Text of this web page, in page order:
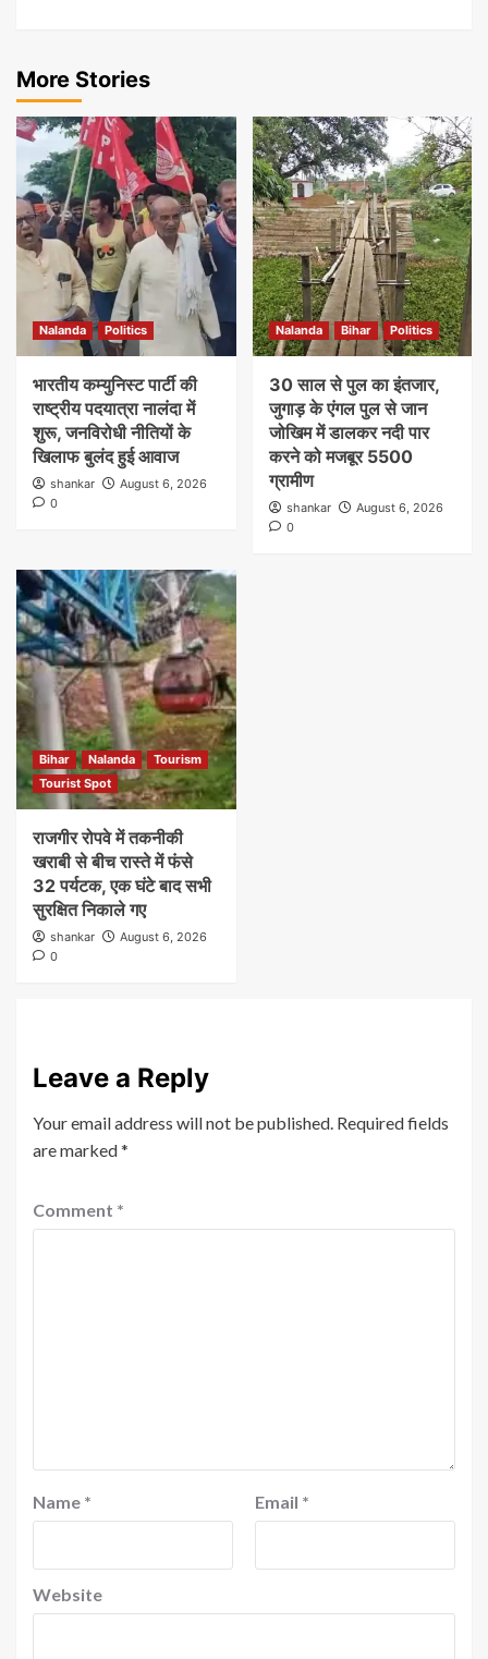
More Stories
Nalanda Politics
भारतीय कम्युनिस्ट पार्टी की
राष्ट्रीय पदयात्रा नालंदा में
शुरू, जनविरोधी नीतियों के
खिलाफ बुलंद हुई आवाज
shankar
August 6, 2026
0
Nalanda Bihar Politics
30 साल से पुल का इंतजार,
जुगाड़ के एंगल पुल से जान
जोखिम में डालकर नदी पार
करने को मजबूर 5500
ग्रामीण
shankar
August 6, 2026
0
Bihar Nalanda
Tourism
Tourist Spot
राजगीर रोपवे में तकनीकी
खराबी से बीच रास्ते में फंसे
32 पर्यटक, एक घंटे बाद सभी
सुरक्षित निकाले गए
shankar
August 6, 2026
0
Leave a Reply
Your email address will not be published. Required fields
are marked*
Comment *
Name * Email *
Website